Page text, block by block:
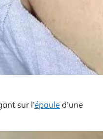
sur l’épauled’une